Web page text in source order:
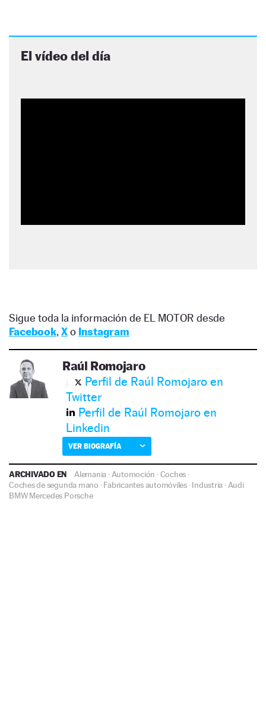
El vídeo del día
Sigue toda la información de EL MOTOR desde
Facebook, Xo Instagram
Raúl Romojaro
Perfil de Raúl Romojaro en
Twitter
Perfil de Raúl Romojaro en
Linkedin
VER BIOGRAFÍA
ARCHIVADO EN Alemania · Automoción ·Coches ·
Coches de segunda mano ·Fabricantes automóviles·Industria · Audi
BMW Mercedes Porsche